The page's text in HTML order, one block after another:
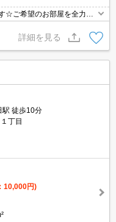
☆ご希望のお部屋を全力で
詳細を見る
駅 徒歩10分
丁目
10,000円)